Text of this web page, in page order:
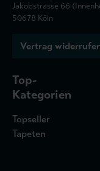
Jakobstrasse 66
50678 Köln
Vertrag
Top-
Kategorien
Topseller
Tapeten